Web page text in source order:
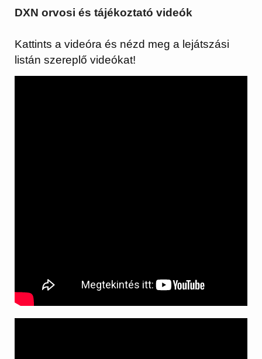
DXN orvosi és tájékoztató videók
Kattints a videóra és nézd meg a lejátszási
listán szereplő videókat!